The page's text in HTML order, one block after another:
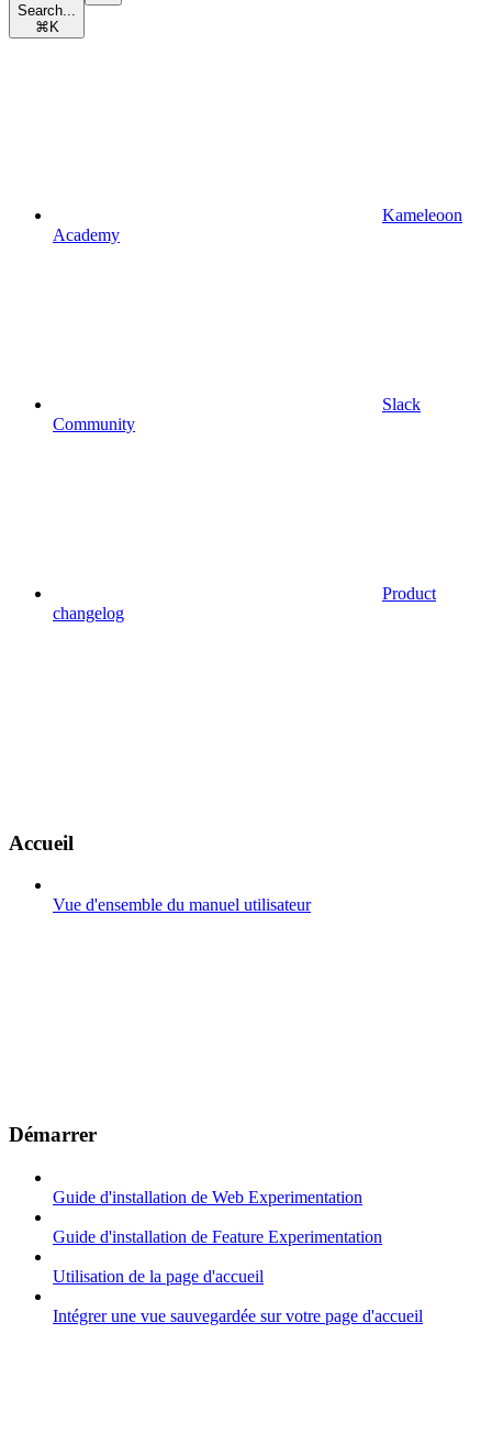
Search...
⌘ K
Kameleoon
Academy
Slack
Community
Product
changelog
Accueil
Vue d'ensemble du manuel utilisateur
Démarrer
Guide d'installation de Web Experimentation
Guide d'installation de Feature Experimentation
Utilisation de la page d'accueil
Intégrer une vue sauvegardée sur votre page d'accueil